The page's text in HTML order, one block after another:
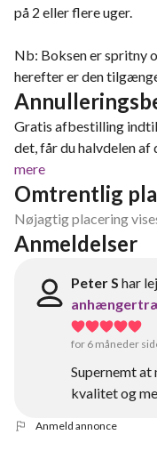
på 2 eller flere uger.
Nb: Boksen er spritny
herefter er den
Gratis afbestilling
det, får du halvdelen
mere
Omtrentlig
Nøjagtig placering
Anmeldelser
Peter S har
for 6 måneder
Supernemt
kvalitet og
Anmeld annonce